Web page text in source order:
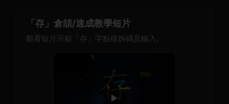
「存」倉頡/速成教學短片
觀看短片示範「存」字點樣拆碼及輸入。
▶